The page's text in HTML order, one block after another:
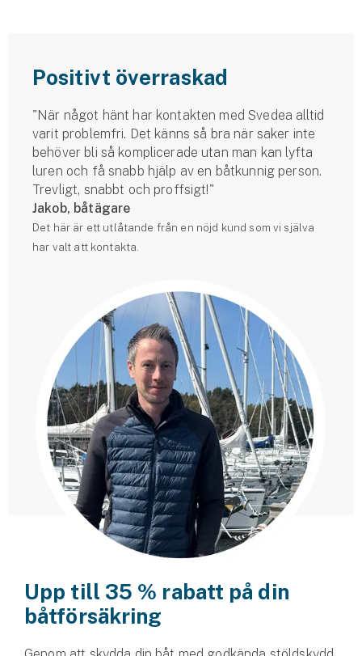
Positivt överraskad
"När något hänt har kontakten med Svedea alltid
varit problemfri. Det känns så bra när saker inte
behöver bli så komplicerade utan man kan lyfta
luren och få snabb hjälp av en båtkunnig person.
Trevligt, snabbt och proffsigt!"
Jakob, båtägare
Det här är ett utlåtande från en nöjd kund som vi själva
har valt att kontakta.
Upp till 35 % rabatt på din
båtförsäkring